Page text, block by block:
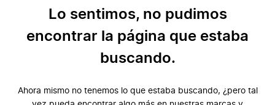
Lo sentimos, no pudimos
encontrar la página que estaba
buscando.
Ahora mismo no tenemos lo que estaba buscando, ¿pero tal